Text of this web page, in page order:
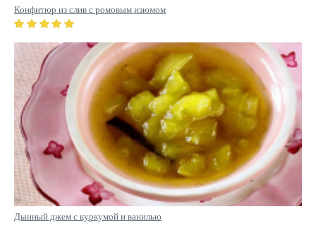
Конфитюр из слив с ромовым изюмом
Дынный джем с куркумой и ванилью